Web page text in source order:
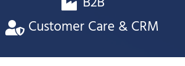
Customer Care & CRM